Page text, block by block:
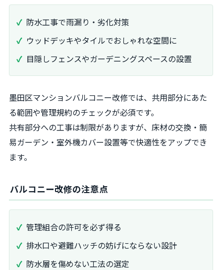
防水工事で雨漏り・劣化対策
ウッドデッキやタイルでおしゃれな空間に
目隠しフェンスやガーデニングスペースの設置
墨田区マンションバルコニー改修では、共用部分にあた
る範囲や管理規約のチェックが必須です。
共有部分への工事は制限がありますが、床材の交換・簡
易ガーデン・室外機カバー設置等で快適性をアップでき
ます。
バルコニー改修の注意点
管理組合の許可を必ず得る
排水口や避難ハッチの妨げにならない設計
防水層を傷めない工法の選定